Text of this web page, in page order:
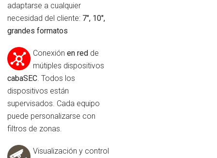
adaptarse a cualquier
necesidad del cliente: 7″, 10″,
grandes formatos
Conexiónen red de
mútiples dispositivos
cabaSEC . Todos los
dispositivos están
supervisados. Cada equipo
puede personalizarse con
filtros de zonas.
Visualización y control